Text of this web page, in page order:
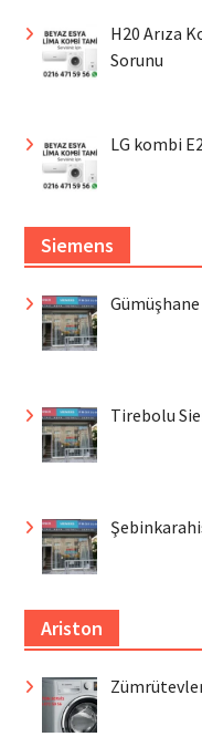
H20 Arıza
Sorunu
LG kombi
Siemens
Tirebolu
Ariston